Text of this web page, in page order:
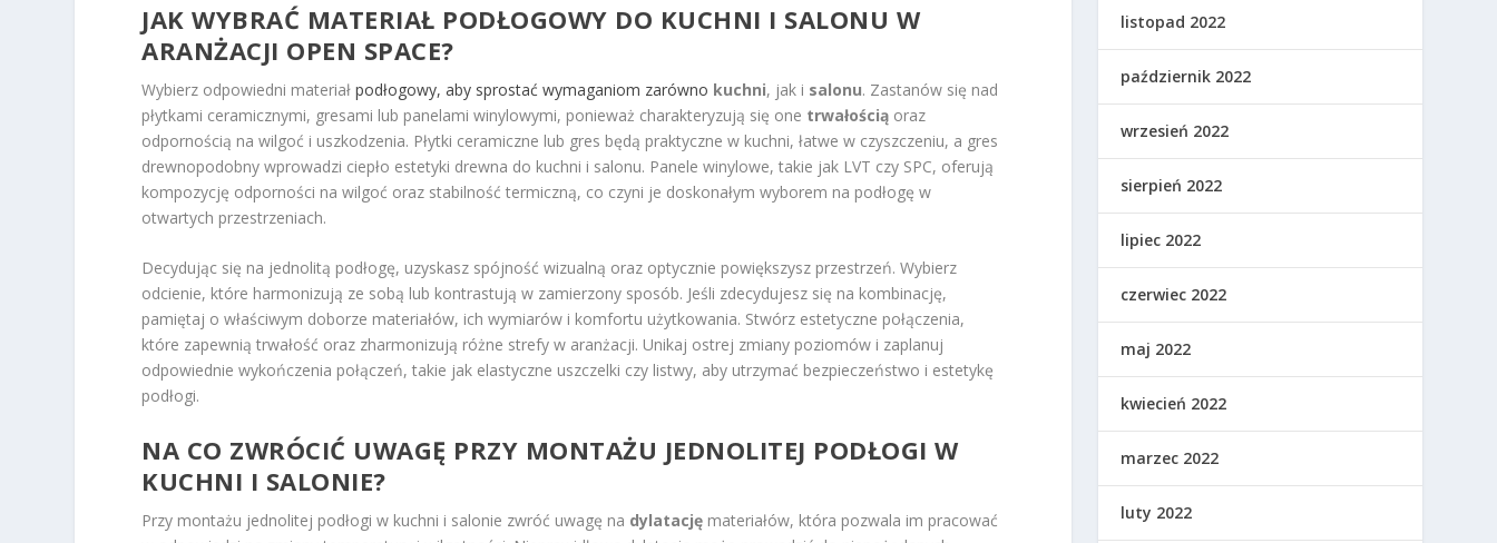
JAK WYBRAĆ MATERIAŁ PODŁOGOWY DO KUCHNI I SALONU W
ARANŻACJI OPEN SPACE?
Wybierz odpowiedni materiałpodłogowy, aby sprostać wymaganiom zarówno kuchni, jak i salonu. Zastanów się nad
płytkami ceramicznymi, gresami lub panelami winylowymi, ponieważ charakteryzują się one trwałością oraz
odpornością na wilgoć i uszkodzenia. Płytki ceramiczne lub gres będą praktyczne w kuchni, łatwe w czyszczeniu, a gres
drewnopodobny wprowadzi ciepło estetyki drewna do kuchni i salonu. Panele winylowe, takie jak LVT czy SPC, oferują
kompozycję odporności na wilgoć oraz stabilność termiczną, co czyni je doskonałym wyborem na podłogę w
otwartych przestrzeniach.
Decydując się na jednolitą podłogę, uzyskasz spójność wizualną oraz optycznie powiększysz przestrzeń. Wybierz
odcienie, które harmonizują ze sobą lub kontrastują w zamierzony sposób. Jeśli zdecydujesz się na kombinację,
pamiętaj o właściwym doborze materiałów, ich wymiarów i komfortu użytkowania. Stwórz estetyczne połączenia,
które zapewnią trwałość oraz zharmonizują różne strefy w aranżacji. Unikaj ostrej zmiany poziomów i zaplanuj
odpowiednie wykończenia połączeń, takie jak elastyczne uszczelki czy listwy, aby utrzymać bezpieczeństwo i estetykę
podłogi.
NA CO ZWRÓCIĆ UWAGĘ PRZY MONTAŻU JEDNOLITEJ PODŁOGI W
KUCHNI I SALONIE?
Przy montażu jednolitej podłogi w kuchni i salonie zwróć uwagę na dylatację materiałów, która pozwala im pracować
listopad 2022
październik 2022
wrzesień 2022
sierpień 2022
lipiec 2022
czerwiec 2022
maj 2022
kwiecień 2022
marzec 2022
luty 2022